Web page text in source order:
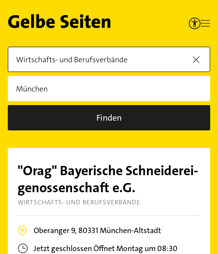
Finden
"Orag" Bayerische Schneiderei-
genossenschaft e.G.
WIRTSCHAFTS- UND BERUFSVERBÄNDE
Oberanger 9, 80331München-Altstadt
Jetzt geschlossenÖffnet Montag um 08:30